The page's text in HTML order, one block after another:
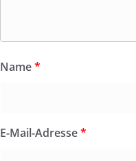
Name*
E-Mail-Adresse*